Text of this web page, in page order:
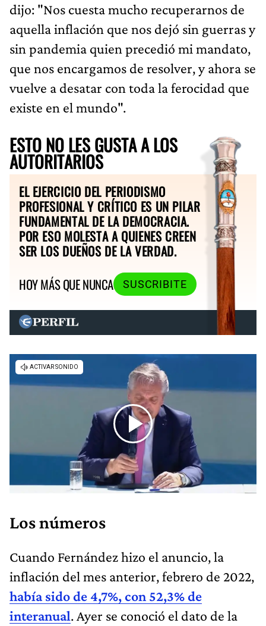
dijo: "Nos cuesta mucho recuperarnos de
aquella inflación que nos dejó sin guerras y
sin pandemia quien precedió mi mandato,
que nos encargamos de resolver, y ahora se
vuelve a desatar con toda la ferocidad que
existe en el mundo".
ESTO NO LES GUSTA A LOS
AUTORITARIOS
EL EJERCICIO DEL PERIODISMO
PROFESIONAL Y CRÍTICO ES UN PILAR
FUNDAMENTAL DE LA DEMOCRACIA.
POR ESO MOLESTA A QUIENES CREEN
SER LOS DUEÑOS DE LA VERDAD.
HOY MÁS QUE NUNCA
SUSCRIBITE
Los números
Cuando Fernández hizo el anuncio, la
inflación del mes anterior, febrero de 2022,
había sido de 4,7%, con 52,3% de
interanual. Ayer se conoció el dato de la